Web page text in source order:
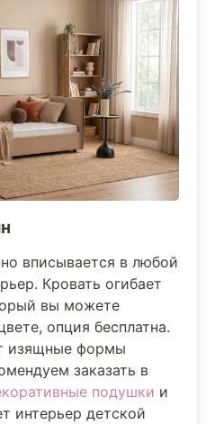
вписывается в любой
Кровать огибает
вы можете
опция бесплатна.
изящные формы
заказать в
подушки и
интерьер детской